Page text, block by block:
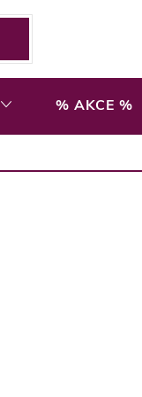
% AKCE %